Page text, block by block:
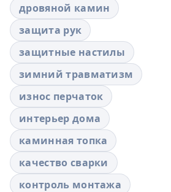
дровяной камин
защита рук
защитные настилы
зимний травматизм
износ перчаток
интерьер дома
каминная топка
качество сварки
контроль монтажа